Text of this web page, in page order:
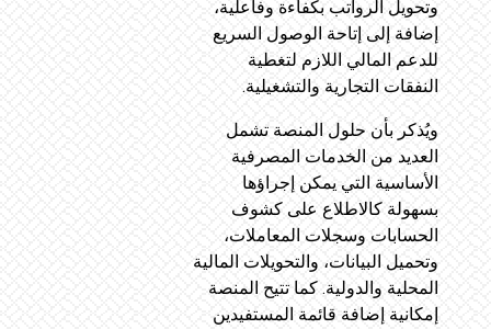
وتحويل الرواتب بكفاءة وفاعلية،
إضافة إلى إتاحة الوصول السريع
للدعم المالي اللازم لتغطية
النفقات التجارية والتشغيلية.
ويُذكر بأن حلول المنصة تشمل
العديد من الخدمات المصرفية
الأساسية التي يمكن إجراؤها
بسهولة كالاطلاع على كشوف
الحسابات وسجلات المعاملات،
وتحميل البيانات، والتحويلات المالية
المحلية والدولية. كما تتيح المنصة
إمكانية إضافة قائمة المستفيدين